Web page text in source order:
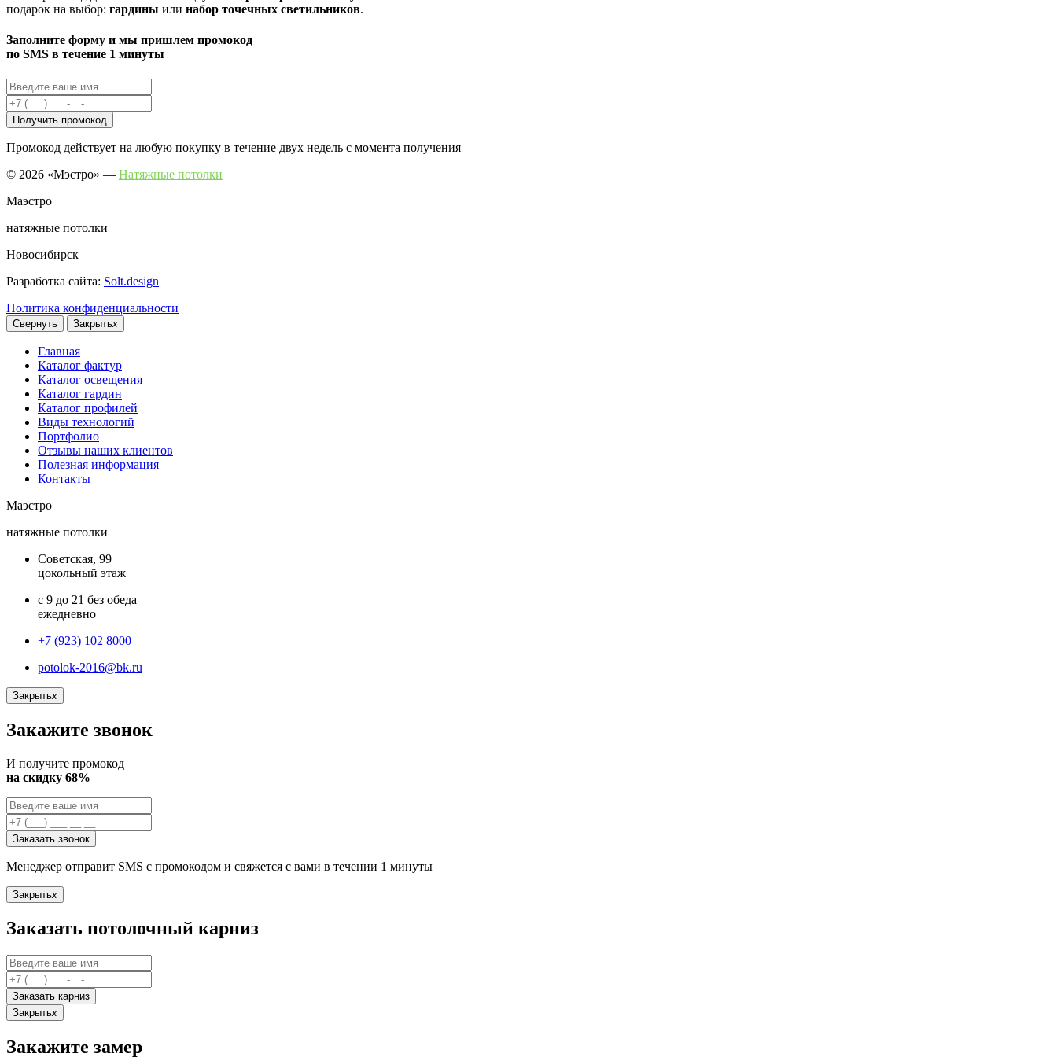
подарок на выбор: гардины или набор точечных светильников.
Заполните форму и мы пришлем промокод
по SMS в течение 1 минуты
Получить промокод
Промокод действует на любую покупку в течение двух недель с момента получения
© 2026 «Мэстро» — Натяжные потолки
Маэстро
натяжные потолки
Новосибирск
Разработка сайта: Solt.design
Политика конфиденциальности
Свернуть Закрытьx
Главная
Каталог фактур
Каталог освещения
Каталог гардин
Каталог профилей
Виды технологий
Портфолио
Отзывы наших клиентов
Полезная информация
Контакты
Маэстро
натяжные потолки
Советская, 99
цокольный этаж
с 9 до 21 без обеда
ежедневно
+7 (923) 102 8000
potolok-2016@bk.ru
Закрытьx
Закажите звонок
И получите промокод
на скидку 68%
Заказать звонок
Менеджер отправит SMS с промокодом и свяжется с вами в течении 1 минуты
Закрытьx
Заказать потолочный карниз
Заказать карниз
Закрытьx
Закажите замер